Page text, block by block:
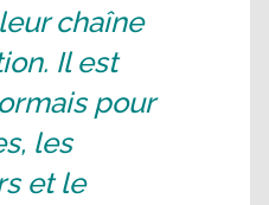
chaîne
Il est
pour
les
et le